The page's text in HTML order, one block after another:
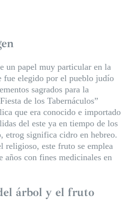
un papel muy particular en la
fue elegido por el pueblo judío
sagrados para la
de los Tabernáculos”
que era conocido e importado
del este ya en tiempo de los
etrog significa cidro en hebreo.
religioso, este fruto se emplea
años con fines medicinales en
árbol y el fruto